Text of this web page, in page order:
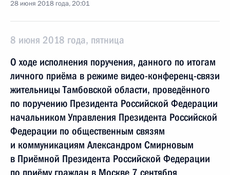
28 июня 2018 года, 20:01
8 июня 2018 года, пятница
О ходе исполнения поручения, данного по итогам
личного приёма в режиме видео-конференц-связи
жительницы Тамбовской области, проведённого
по поручению Президента Российской Федерации
начальником Управления Президента Российской
Федерации по общественным связям
и коммуникациям Александром Смирновым
в Приёмной Президента Российской Федерации
по приёму граждан в Москве 7 сентября